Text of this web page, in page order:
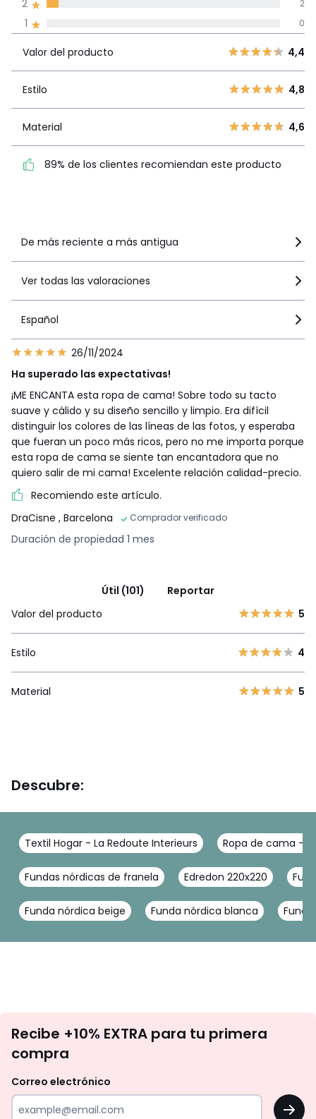
4
Valor del
4,8
4,6
recomiendan este producto
1 0
2 2
Valor del producto 4,4
Estilo 4,8
Material 4,6
89% de los clientes recomiendan este producto
De más reciente a más antigua
Ver todas las valoraciones
Español
26/11/2024
Ha superado las expectativas!
¡ME ENCANTA esta ropa de cama! Sobre todo su tacto
suave y cálido y su diseño sencillo y limpio. Era difícil
distinguir los colores de las líneas de las fotos, y esperaba
que fueran un poco más ricos, pero no me importa porque
esta ropa de cama se siente tan encantadora que no
quiero salir de mi cama! Excelente relación calidad-precio.
Recomiendo este artículo.
DraCisne , Barcelona Comprador verificado
Duración de propiedad 1 mes
Útil (101)
Reportar
Valor del producto
5
Estilo 4
Material 5
Descubre:
Textil Hogar - La Redoute Interieurs Ropa de cama -
Fundas nórdicas de franela Edredon 220x220
Funda nórdica beige Funda nórdica blanca
te
tu
Recibe +10% EXTRA para tu primera
compra
Correo electrónico
OK